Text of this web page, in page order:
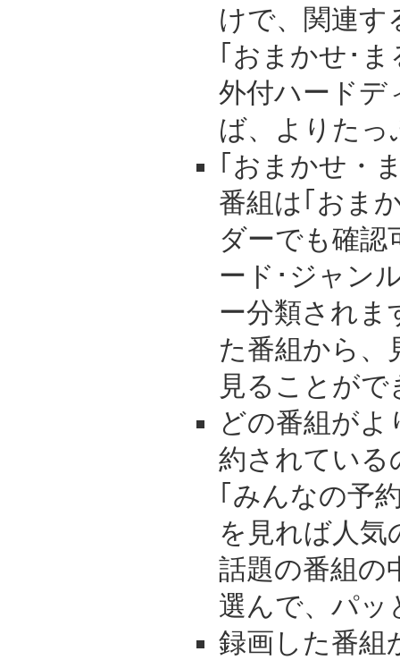
けで、関連す
｢おまかせ･
外付ハードデ
ば、よりたっ
｢おまかせ・
番組は｢おま
ダーでも確認
ード･ジャン
ー分類されま
た番組から、
見ることがで
どの番組がよ
約されている
｢みんなの予
を見れば人気
話題の番組の
選んで、パッ
録画した番組